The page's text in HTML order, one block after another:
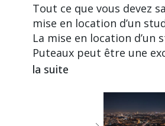
Tout ce que vous devez
mise en location d’un
La mise en location d’un
Puteaux peut être une
la suite